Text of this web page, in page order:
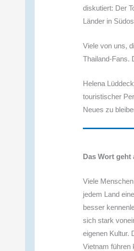
diskutiert: Der
Länder in
Viele von uns,
Thailand-Fans.
Helena
touristischer
Neues zu
Das Wort geht
Viele
jedem Land
besser
sich stark
eigenen Kultur.
Vietnam führen